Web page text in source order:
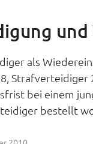
und
als
bei einem
bestellt